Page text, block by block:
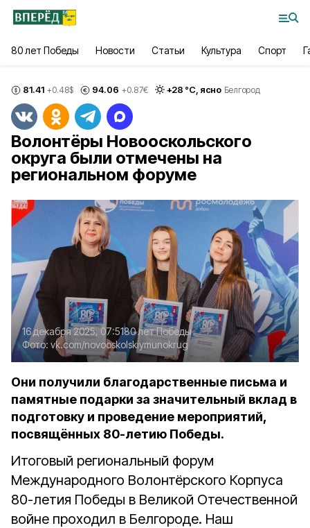
80 лет Победы Новости Статьи Культура Спорт
81.41 +0.48$ 94.06 +0.87€ +28 °С, ясно Белгород
Волонтёры Новооскольского
округа были отмечены на
региональном форуме
16 декабря 2025, 07:5180 лет Победы
Фото: vk.com/novooskolskiymunokrug
Они получили благодарственные письма и
памятные подарки за значительный вклад в
подготовку и проведение мероприятий,
посвящённых 80-летию Победы.
Итоговый региональный форум
Международного Волонтёрского Корпуса
80-летия Победы в Великой Отечественной
войне проходил в Белгороде. Наш